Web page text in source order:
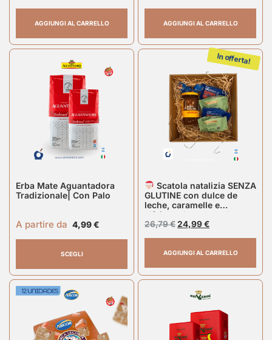
AGGIUNGI AL CARRELLO AGGIUNGI AL CARRELLO
Erba Mate Aguantadora
Tradizionale| Con Palo
A partire da 4,99€
SCEGLI
In offerta!
Scatola natalizia SENZA
GLUTINE con dulce de
leche, caramelle e
alfajores havanna gluten
free
26,79€24,99€
AGGIUNGI AL CARRELLO